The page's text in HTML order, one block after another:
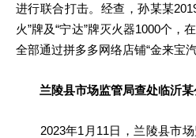
进行联合打击。经查，孙某某
火”牌及“宁达”牌灭火器1000个，
全部通过拼多多网络店铺“金来宝
兰陵县市场监管局查处临沂某
2023年1月11日，兰陵县市场